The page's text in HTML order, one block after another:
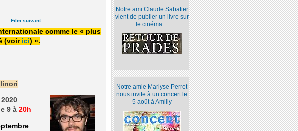
Film suivant
comme le « plus
(voir ici) ».
9 à20h
Notre ami Claude Sabatier
vient de publier un livre sur
le cinéma ...
Notre amie Marlyse Perret
nous invite à un concert le
5 août à Amilly